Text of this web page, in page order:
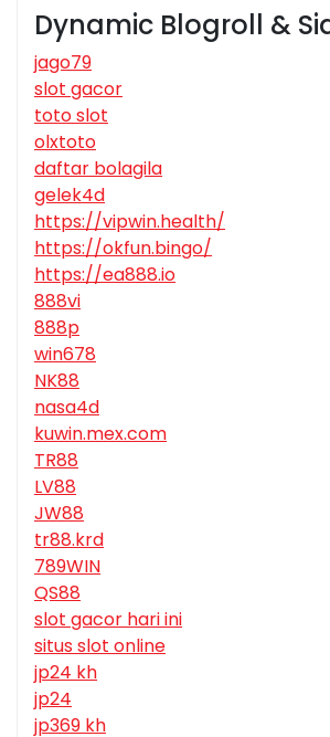
Dynamic Blogroll &
jago79
slot gacor
toto slot
olxtoto
daftar bolagila
gelek4d
https://vipwin.health/
https://okfun.bingo/
https://ea888.io
888vi
888p
win678
NK88
nasa4d
kuwin.mex.com
TR88
LV88
JW88
tr88.krd
789WIN
QS88
slot gacor hari ini
situs slot online
jp24 kh
jp24
jp369 kh